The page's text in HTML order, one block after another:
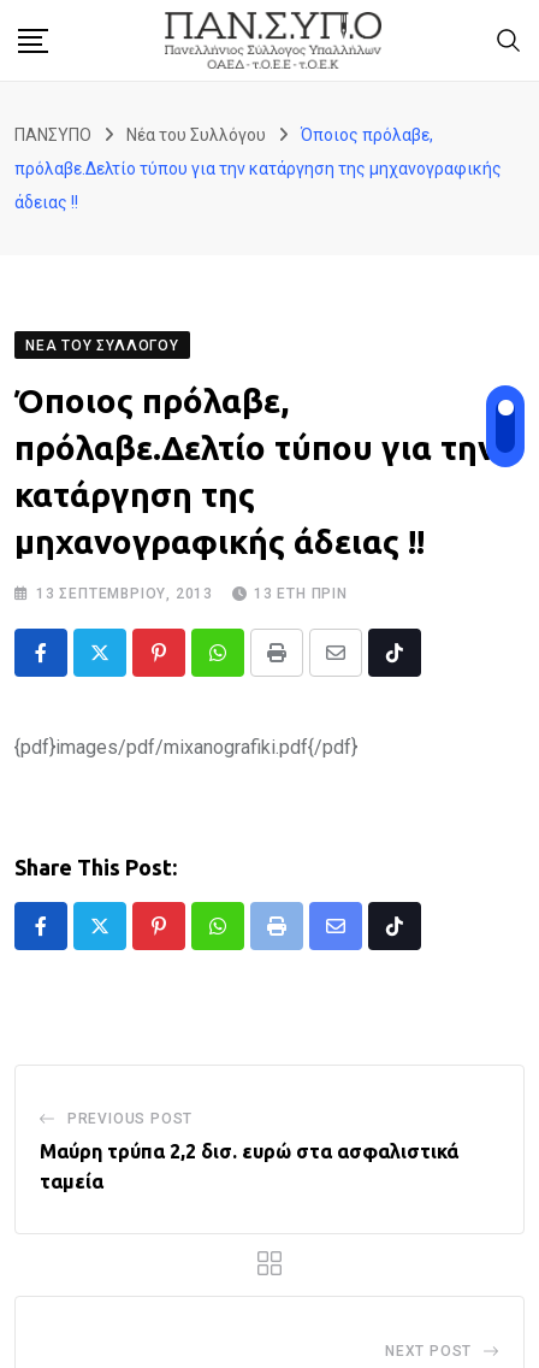
ΠΑΝΣΥΠΟ Νέα του Συλλόγου
Όποιος πρόλαβε,
πρόλαβε.Δελτίο τύπου για την κατάργηση της μηχανογραφικής
άδειας !!
ΝΈΑ ΤΟΥ ΣΥΛΛΌΓΟΥ
Όποιος πρόλαβε,
πρόλαβε.Δελτίο τύπου για την
κατάργηση της
μηχανογραφικής άδειας !!
13 ΣΕΠΤΕΜΒΡΊΟΥ, 2013 13 ΈΤΗ ΠΡΙΝ
PinterestWhatsappPrint
Share
Email
Tiktok
{pdf}images/pdf/mixanografiki.pdf{/pdf}
Share This Post:
PinterestWhatsappPrint
Share
Tiktok
PREVIOUS POST
Μαύρη τρύπα 2,2 δισ. ευρώ στα ασφαλιστικά
ταμεία
NEXT POST